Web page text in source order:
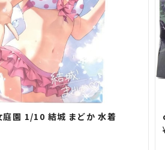
庭園 1/10 結城 まどか 水着